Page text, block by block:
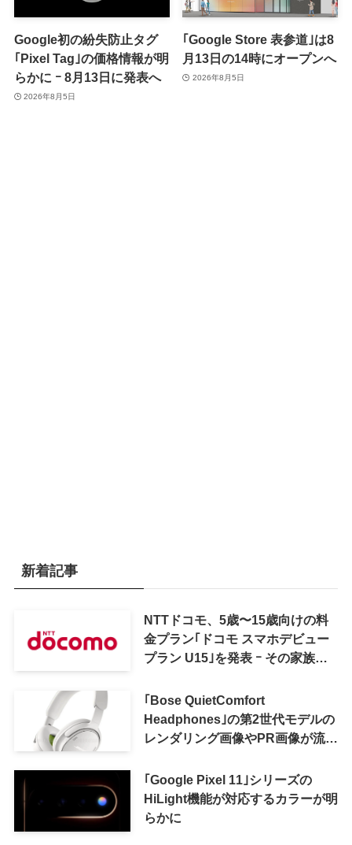
Google初の紛失防止タグ
｢Pixel Tag｣の価格情報が明
らかに ｰ 8月13日に発表へ
2026年8月5日
｢Google Store 表参道｣は8
月13日の14時にオープンへ
2026年8月5日
新着記事
NTTドコモ、5歳〜15歳向けの料
金プラン｢ドコモ スマホデビュー
プラン U15｣を発表 ｰ その家族が
｢Bose QuietComfort
Headphones｣の第2世代モデルの
レンダリング画像やPR画像が流出
｢Google Pixel 11｣シリーズの
HiLight機能が対応するカラーが明
らかに